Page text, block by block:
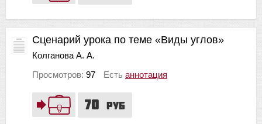
70 руб
Сценарий урока по теме «Виды углов»
Колганова А. А.
Просмотров: 97 Есть аннотация